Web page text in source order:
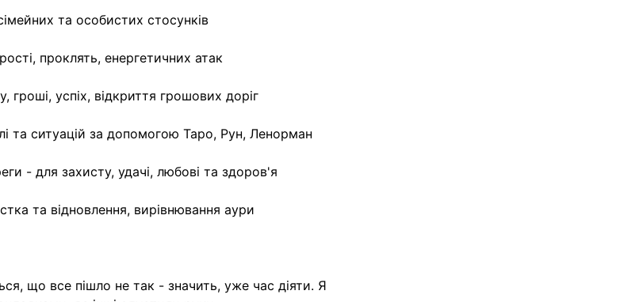
та особистих стосунків
проклять, енергетичних атак
гроші, успіх, відкриття грошових доріг
та ситуацій за допомогою Таро, Рун, Ленорман
- для захисту, удачі, любові та здоров'я
та відновлення, вирівнювання аури
що все пішло не так - значить, уже час діяти. Я